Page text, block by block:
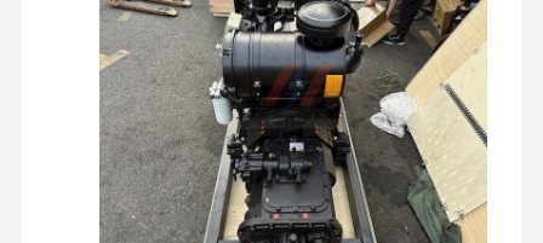
محرك الديزل
محرك ميتسوبيشي
محرك الحفريات
طقم إعادة بناء المحرك
مضخة حقن